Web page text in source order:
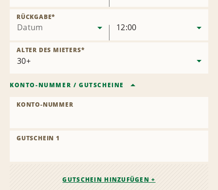
Datum
RÜCKGABE*
12:00
ALTER DES MIETERS*
KONTO-NUMMER / GUTSCHEINE
KONTO-NUMMER
GUTSCHEIN 1
GUTSCHEIN HINZUFÜGEN +